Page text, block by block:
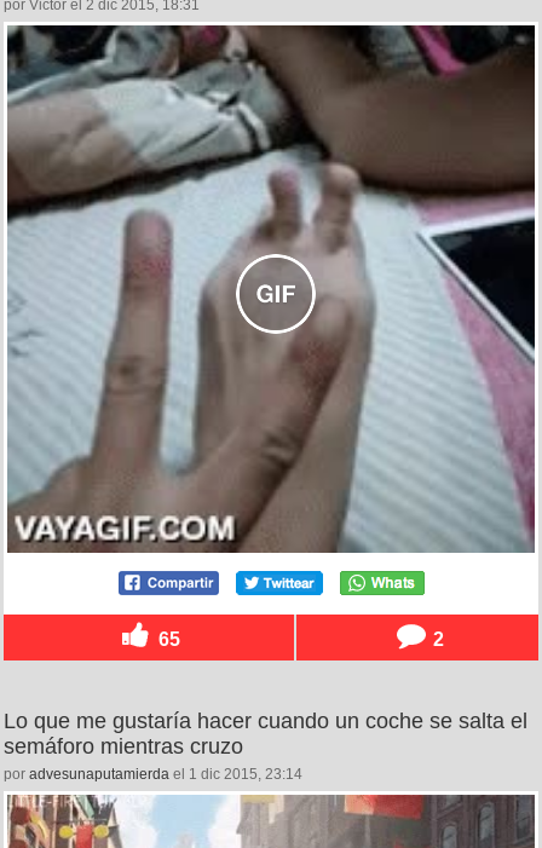
por Victor el 2 dic 2015, 18:31
65 2
Lo que me gustaría hacer cuando un coche se salta el
semáforo mientras cruzo
por advesunaputamierda el 1 dic 2015, 23:14